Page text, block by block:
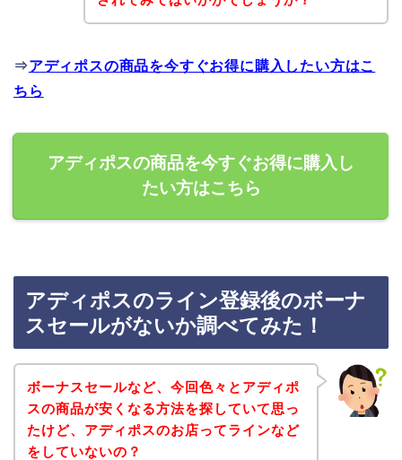
⇒アディポスの商品を今すぐお得に購入したい方はこ
ちら
アディポスの商品を今すぐお得に購入し
たい方はこちら
アディポスのライン登録後のボーナ
スセールがないか調べてみた！
ボーナスセールなど、今回色々とアディポ
スの商品が安くなる方法を探していて思っ
たけど、アディポスのお店ってラインなど
をしていないの？